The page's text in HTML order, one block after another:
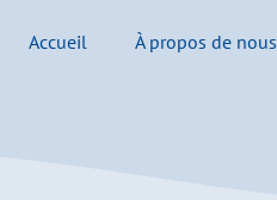
Accueil À propos de nous